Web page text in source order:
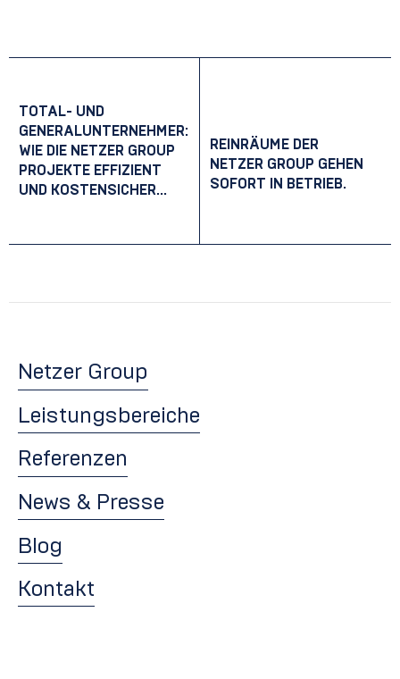
TOTAL- UND
GENERALUNTERNEHMER:
WIE DIE NETZER GROUP
PROJEKTE EFFIZIENT
UND KOSTENSICHER
REINRÄUME DER
NETZER GROUP GEHEN
SOFORT IN BETRIEB.
Netzer Group
Leistungsbereiche
Referenzen
News & Presse
Blog
Kontakt